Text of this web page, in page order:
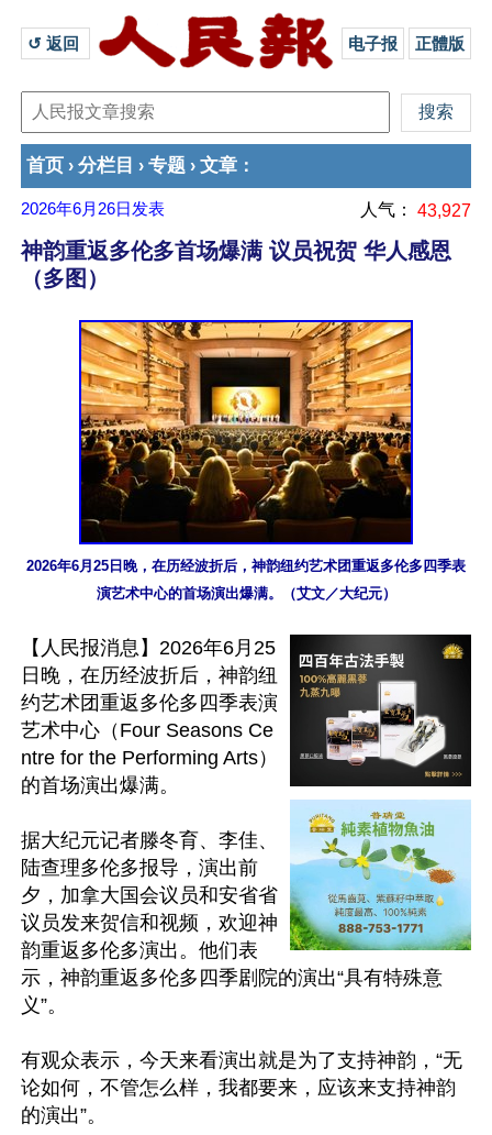
↺ 返回 电子报 正體版
首页 › 分栏目 › 专题 › 文章 ：
2026年6月26日 发表 人气： 43,927
神韵重返多伦多首场爆满 议员祝贺 华人感恩
（多图）
2026年6月25日晚，在历经波折后，神韵纽约艺术团重返多伦多四季表
演艺术中心的首场演出爆满。（艾文／大纪元）
【人民报消息】2026年6月25
日晚，在历经波折后，神韵纽
约艺术团重返多伦多四季表演
艺术中心（Four Seasons Ce
ntre for the Performing Arts）
的首场演出爆满。
据大纪元记者滕冬育、李佳、
陆查理多伦多报导，演出前
夕，加拿大国会议员和安省省
议员发来贺信和视频，欢迎神
韵重返多伦多演出。他们表
示，神韵重返多伦多四季剧院的演出“具有特殊意
义”。
有观众表示，今天来看演出就是为了支持神韵，“无
论如何，不管怎么样，我都要来，应该来支持神韵
的演出”。